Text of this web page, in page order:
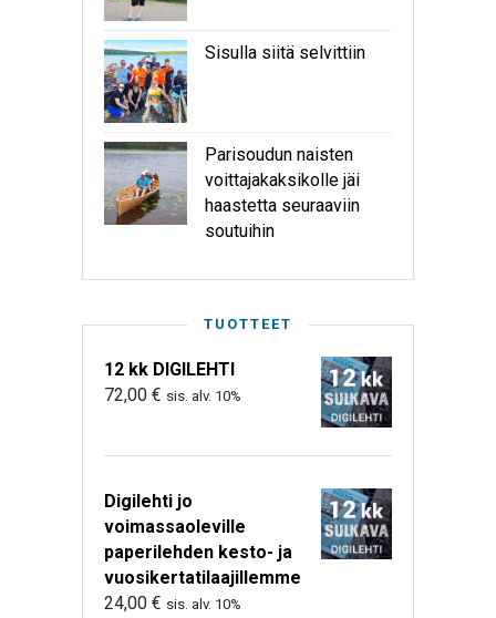
Sisulla siitä selvittiin
Parisoudun naisten
voittajakaksikolle jäi
haastetta seuraaviin
soutuihin
TUOTTEET
12 kk DIGILEHTI
72,00 € sis. alv. 10%
Digilehti jo
voimassaoleville
paperilehden kesto- ja
vuosikertatilaajillemme
24,00 € sis. alv. 10%